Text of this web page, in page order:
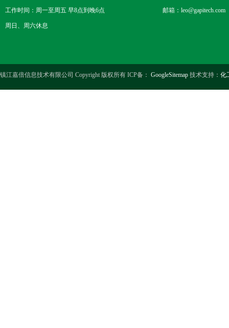
工作时间：周一至周五 早8点到晚6点
周日、周六休息
邮箱：leo@gapitech.com
镇江嘉倍信息技术有限公司 Copyright 版权所有 ICP备： GoogleSitemap 技术支持： 化